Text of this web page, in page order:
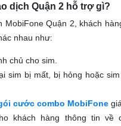
dịch Quận 2 hỗ trợ gì?
MobiFone Quận 2, khách
nhau như:
chủ cho sim.
sim bị mất, bị hỏng hoặc
cước combo MobiFone
khách hàng thông tin về